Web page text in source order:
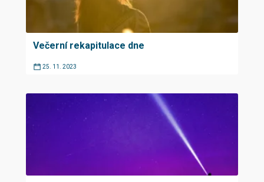
Večerní rekapitulace dne
25. 11. 2023